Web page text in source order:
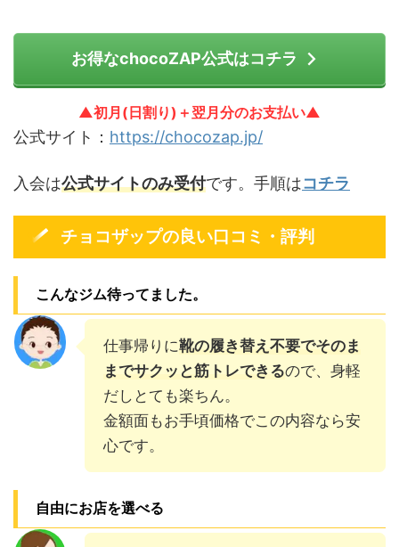
お得なchocoZAP公式はコチラ
▲初月(日割り)＋翌月分のお支払い▲
公式サイト： https://chocozap.jp/
入会は公式サイトのみ受付です。手順はコチラ
チョコザップの良い口コミ・評判
こんなジム待ってました。
仕事帰りに靴の履き替え不要でそのま
までサクッと筋トレできるので、身軽
だしとても楽ちん。
金額面もお手頃価格でこの内容なら安
心です。
自由にお店を選べる